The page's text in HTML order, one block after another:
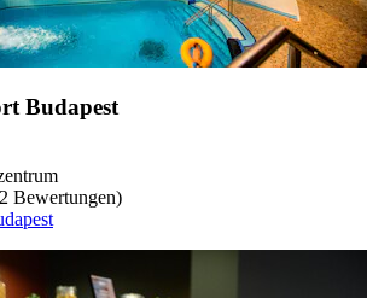
Budapest
Bewertungen)